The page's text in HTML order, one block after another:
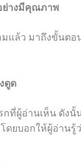
ย่างมีคุณภาพ
มแล้ว มาถึงขั้นตอ
ดูด
กที่ผู้อ่านเห็น ดังนั้
ดยบอกให้ผู้อ่านรู้